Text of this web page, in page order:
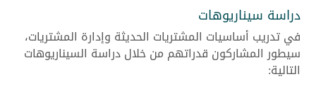
دراسة سيناريوهات
في تدريب أساسيات المشتريات الحديثة وإدارة المشتريات،
سيطور المشاركون قدراتهم من خلال دراسة السيناريوهات
التالية: